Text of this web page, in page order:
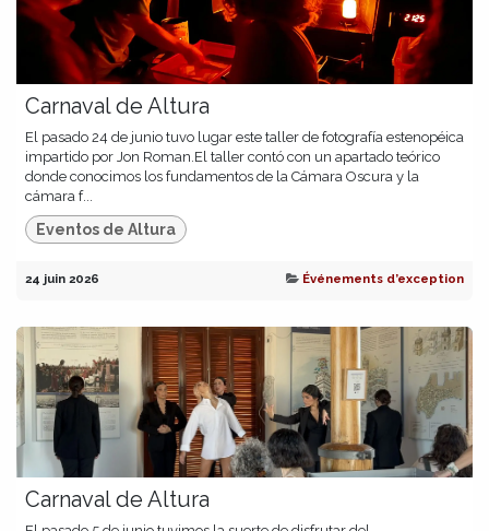
Carnaval de Altura
El pasado 24 de junio tuvo lugar este taller de fotografía estenopéica
impartido por Jon Roman.El taller contó con un apartado teórico
donde conocimos los fundamentos de la Cámara Oscura y la
cámara f...
Eventos de Altura
24 juin 2026 Événements d’exception
Carnaval de Altura